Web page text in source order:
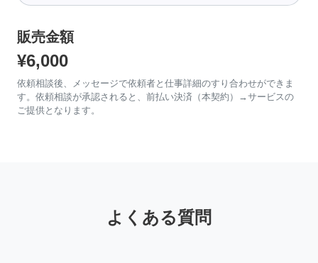
販売金額
¥6,000
依頼相談後、メッセージで依頼者と仕事詳細のすり合わせができま
す。依頼相談が承認されると、前払い決済（本契約）→サービスの
ご提供となります。
よくある質問